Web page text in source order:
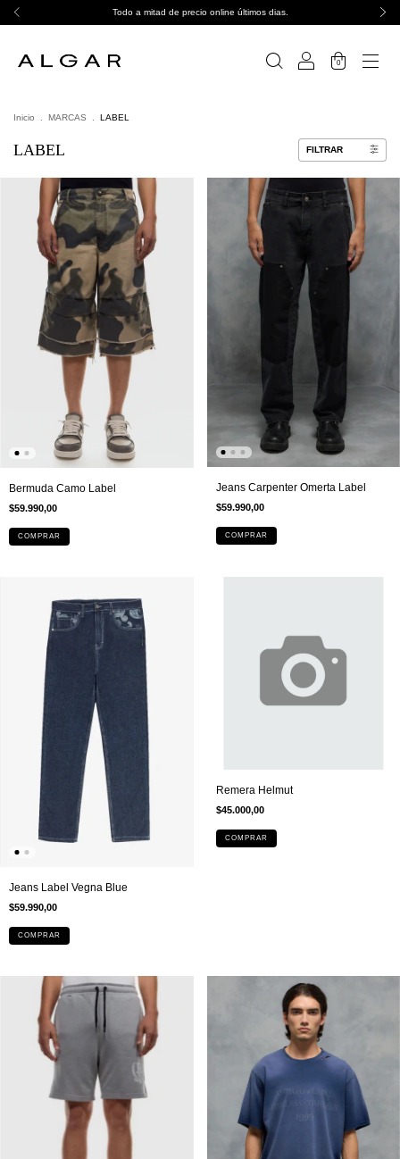
Todo a mitad de precio online últimos dias.
0
Inicio MARCAS LABEL
LABEL FILTRAR
Bermuda Camo Label
$59.990,00
COMPRAR
Jeans Carpenter Omerta Label
$59.990,00
COMPRAR
Jeans Label Vegna Blue
$59.990,00
COMPRAR
Remera Helmut
$45.000,00
COMPRAR